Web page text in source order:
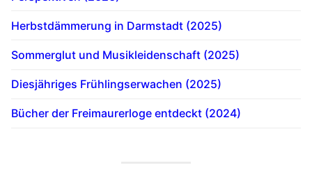
Herbstdämmerung in Darmstadt (2025)
Sommerglut und Musikleidenschaft (2025)
Diesjähriges Frühlingserwachen (2025)
Bücher der Freimaurerloge entdeckt (2024)